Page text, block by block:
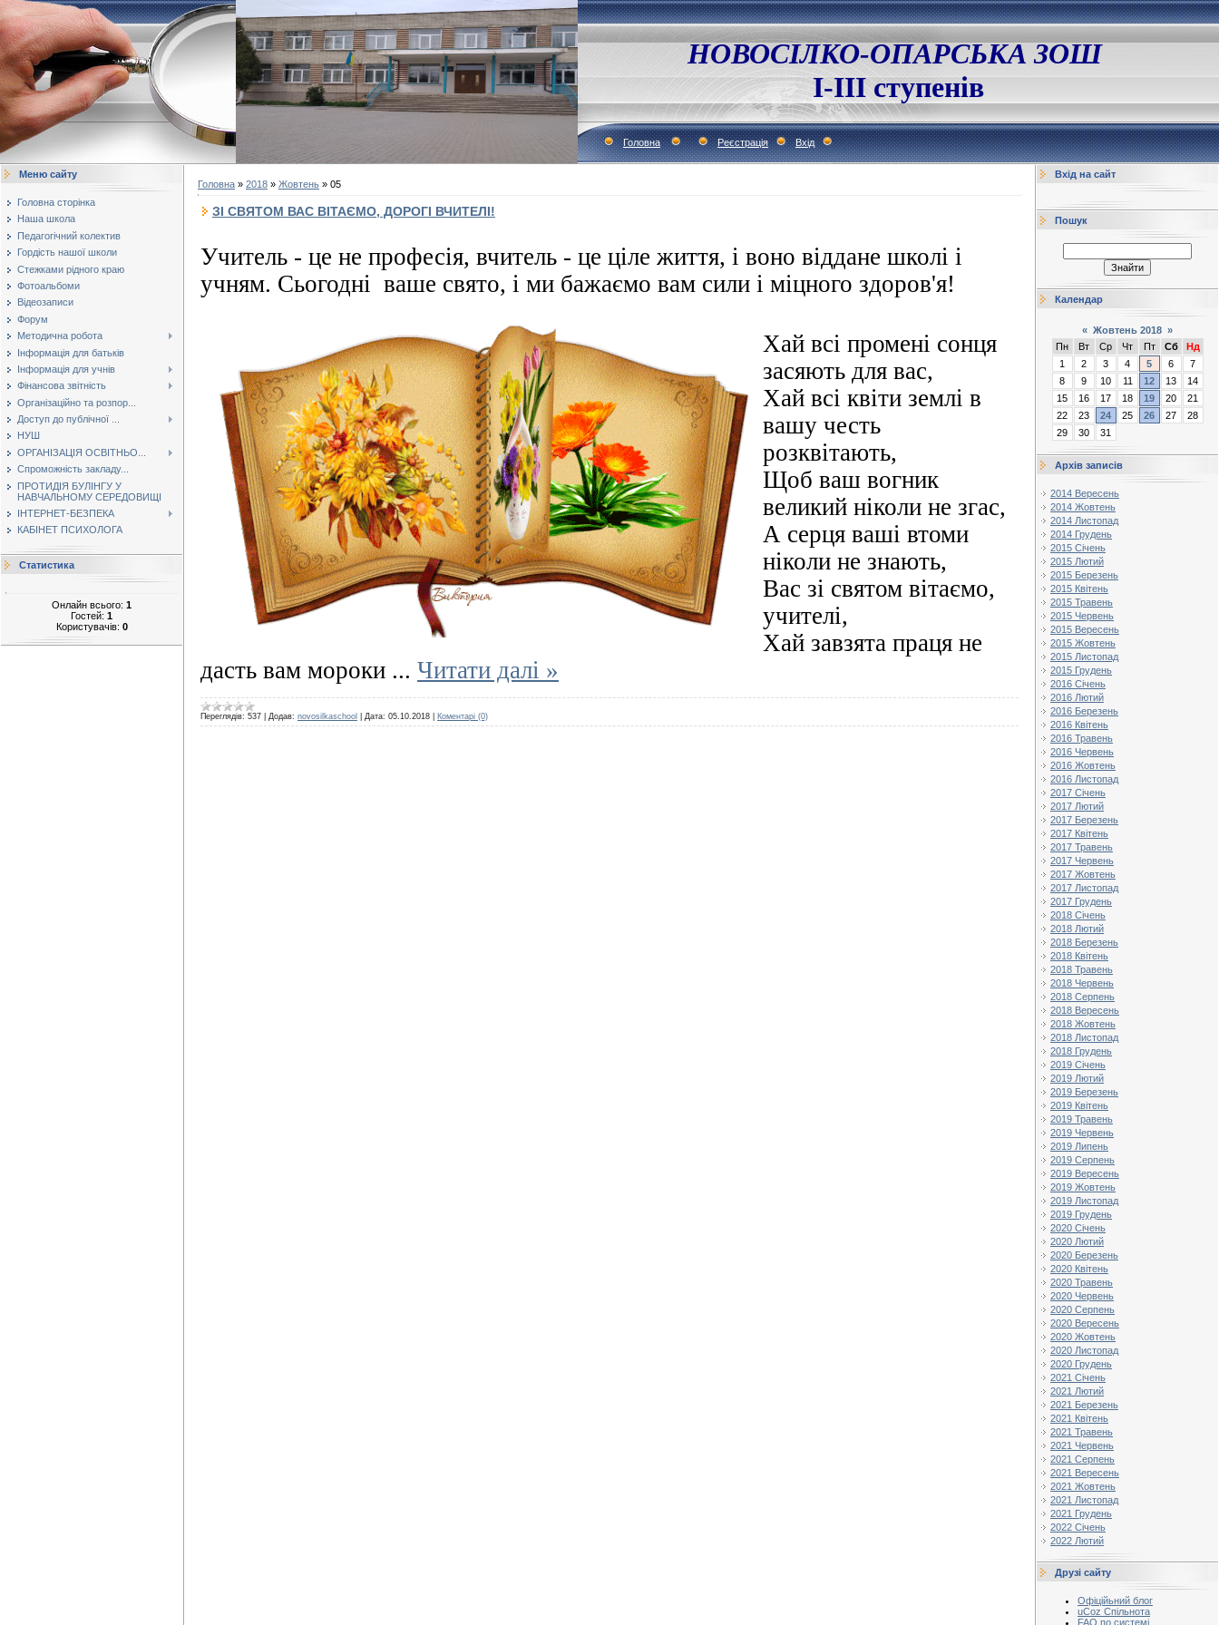
НОВОСІЛКО-ОПАРСЬКА ЗОШ
І-ІІІ ступенів
Головна Реєстрація Вхід
Меню сайту
Головна сторінка
Наша школа
Педагогічний колектив
Гордість нашої школи
Стежками рідного краю
Фотоальбоми
Відеозаписи
Форум
Методична робота
Інформація для батьків
Інформація для учнів
Фінансова звітність
Організаційно та розпор...
Доступ до публічної ...
НУШ
ОРГАНІЗАЦІЯ ОСВІТНЬО...
Спроможність закладу...
ПРОТИДІЯ БУЛІНГУ У
НАВЧАЛЬНОМУ СЕРЕДОВИЩІ
ІНТЕРНЕТ-БЕЗПЕКА
КАБІНЕТ ПСИХОЛОГА
Статистика
Онлайн всього: 1
Гостей: 1
Користувачів: 0
Головна » 2018 » Жовтень » 05
ЗІ СВЯТОМ ВАС ВІТАЄМО, ДОРОГІ ВЧИТЕЛІ!
Учитель - це не професія, вчитель - це ціле життя, і воно віддане школі і
учням. Сьогодні ваше свято, і ми бажаємо вам сили і міцного здоров'я!
Хай всі промені сонця
засяють для вас,
Хай всі квіти землі в
вашу честь
розквітають,
Щоб ваш вогник
великий ніколи не згас,
А серця ваші втоми
ніколи не знають,
Вас зі святом вітаємо,
учителі,
Хай завзята праця не
дасть вам мороки ... Читати далі »
Переглядів: 537 Додав: novosilkaschool Дата: 05.10.2018 Коментарі (0)
Вхід на сайт
Пошук
Календар
« Жовтень 2018 »
Пн
Вт Ср Чт Пт Сб
Нд
1
2 3 4 5 6
7
8
9 10 11 12 13
14
15
16 17 18 19 20
21
22
23 24 25 26 27
28
29
30 31
Архів записів
2014 Вересень
2014 Жовтень
2014 Листопад
2014 Грудень
2015 Січень
2015 Лютий
2015 Березень
2015 Квітень
2015 Травень
2015 Червень
2015 Вересень
2015 Жовтень
2015 Листопад
2015 Грудень
2016 Січень
2016 Лютий
2016 Березень
2016 Квітень
2016 Травень
2016 Червень
2016 Жовтень
2016 Листопад
2017 Січень
2017 Лютий
2017 Березень
2017 Квітень
2017 Травень
2017 Червень
2017 Жовтень
2017 Листопад
2017 Грудень
2018 Січень
2018 Лютий
2018 Березень
2018 Квітень
2018 Травень
2018 Червень
2018 Серпень
2018 Вересень
2018 Жовтень
2018 Листопад
2018 Грудень
2019 Січень
2019 Лютий
2019 Березень
2019 Квітень
2019 Травень
2019 Червень
2019 Липень
2019 Серпень
2019 Вересень
2019 Жовтень
2019 Листопад
2019 Грудень
2020 Січень
2020 Лютий
2020 Березень
2020 Квітень
2020 Травень
2020 Червень
2020 Серпень
2020 Вересень
2020 Жовтень
2020 Листопад
2020 Грудень
2021 Січень
2021 Лютий
2021 Березень
2021 Квітень
2021 Травень
2021 Червень
2021 Серпень
2021 Вересень
2021 Жовтень
2021 Листопад
2021 Грудень
2022 Січень
2022 Лютий
Друзі сайту
Офіційьний блог
uCoz Спільнота
FAQ по системі